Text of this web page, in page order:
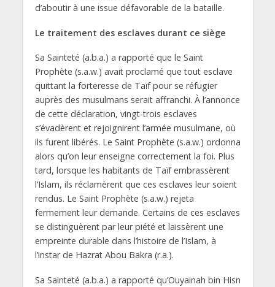
d’aboutir à une issue défavorable de la bataille.
Le traitement des esclaves durant ce siège
Sa Sainteté (a.b.a.) a rapporté que le Saint
Prophète (s.a.w.) avait proclamé que tout esclave
quittant la forteresse de Taïf pour se réfugier
auprès des musulmans serait affranchi. À l’annonce
de cette déclaration, vingt-trois esclaves
s’évadèrent et rejoignirent l’armée musulmane, où
ils furent libérés. Le Saint Prophète (s.a.w.) ordonna
alors qu’on leur enseigne correctement la foi. Plus
tard, lorsque les habitants de Taïf embrassèrent
l’Islam, ils réclamèrent que ces esclaves leur soient
rendus. Le Saint Prophète (s.a.w.) rejeta
fermement leur demande. Certains de ces esclaves
se distinguèrent par leur piété et laissèrent une
empreinte durable dans l’histoire de l’Islam, à
l’instar de Hazrat Abou Bakra (r.a.).
Sa Sainteté (a.b.a.) a rapporté qu’Ouyainah bin Hisn